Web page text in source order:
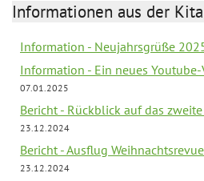
Informationen aus der
Information - Neujahrsgrüße
Information - Ein neues Youtube-
07.01.2025
Bericht - Rückblick auf das
23.12.2024
Bericht - Ausflug
23.12.2024